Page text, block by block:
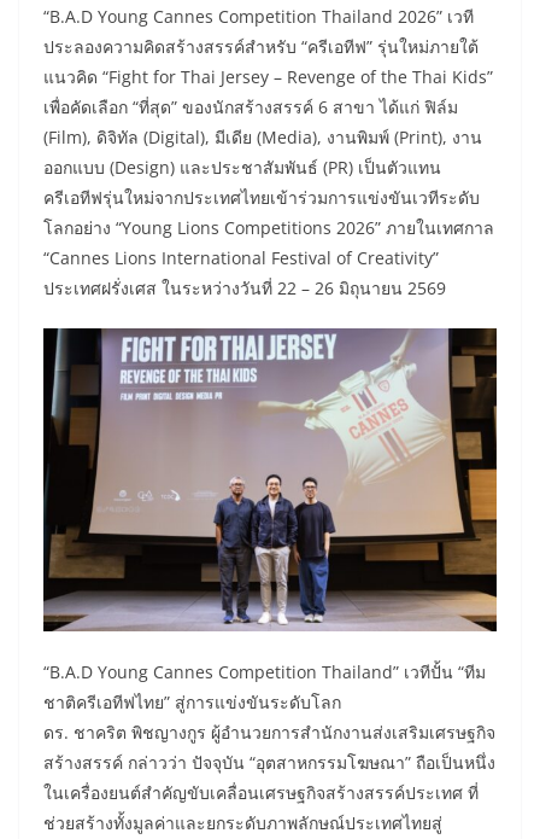
“B.A.D Young Cannes Competition Thailand 2026” เวที
ประลองความคิดสร้างสรรค์สำหรับ “ครีเอทีฟ” รุ่นใหม่ภายใต้
แนวคิด “Fight for Thai Jersey – Revenge of the Thai Kids”
เพื่อคัดเลือก “ที่สุด” ของนักสร้างสรรค์ 6 สาขา ได้แก่ ฟิล์ม
(Film), ดิจิทัล (Digital), มีเดีย (Media), งานพิมพ์ (Print), งาน
ออกแบบ (Design) และประชาสัมพันธ์ (PR) เป็นตัวแทน
ครีเอทีฟรุ่นใหม่จากประเทศไทยเข้าร่วมการแข่งขันเวทีระดับ
โลกอย่าง “Young Lions Competitions 2026” ภายในเทศกาล
“Cannes Lions International Festival of Creativity”
ประเทศฝรั่งเศส ในระหว่างวันที่ 22 – 26 มิถุนายน 2569
“B.A.D Young Cannes Competition Thailand” เวทีปั้น “ทีม
ชาติครีเอทีฟไทย” สู่การแข่งขันระดับโลก
ดร. ชาคริต พิชญางกูร ผู้อำนวยการสำนักงานส่งเสริมเศรษฐกิจ
สร้างสรรค์ กล่าวว่า ปัจจุบัน “อุตสาหกรรมโฆษณา” ถือเป็นหนึ่ง
ในเครื่องยนต์สำคัญขับเคลื่อนเศรษฐกิจสร้างสรรค์ประเทศ ที่
ช่วยสร้างทั้งมูลค่าและยกระดับภาพลักษณ์ประเทศไทยสู่